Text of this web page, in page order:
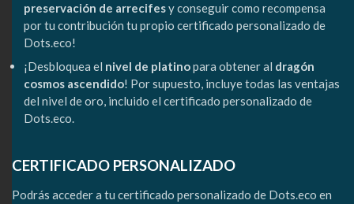
preservación de arrecifesy conseguir como recompensa
por tu contribución tu propio certificado personalizado de
Dots.eco!
¡Desbloquea el nivel de platinopara obtener al dragón
cosmos ascendido! Por supuesto, incluye todas las ventajas
del nivel de oro, incluido el certificado personalizado de
Dots.eco.
CERTIFICADO PERSONALIZADO
Podrás acceder a tu certificado personalizado de Dots.eco en